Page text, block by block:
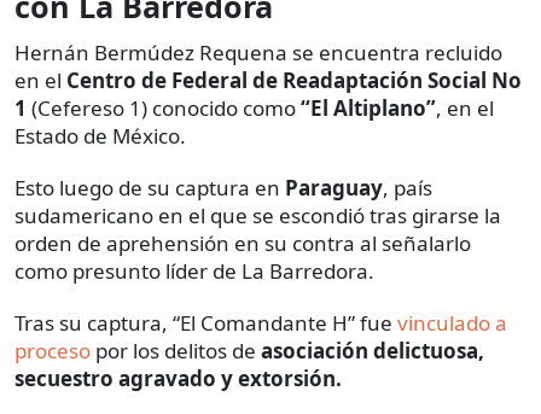
Hernán Bermúdez Requena se encuentra recluido
en el Centro de Federal de Readaptación Social No
1 (Cefereso 1) conocido como“El Altiplano”, en el
Estado de México.
Esto luego de su captura en Paraguay, país
sudamericano en el que se escondió tras girarse la
orden de aprehensión en su contra al señalarlo
como presunto líder de La Barredora.
Tras su captura, “El Comandante H” fue vinculado a
proceso por los delitos de asociación delictuosa,
secuestro agravado y extorsión.